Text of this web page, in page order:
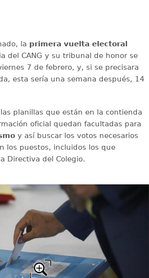
la primera vuelta electoral
del CANG y su tribunal de honor se
7 de febrero, y, si se precisara
esta sería una semana después, 14
planillas que están en la contienda
oficial quedan facultadas para
y así buscar los votos necesarios
los puestos, incluidos los que
Directiva del Colegio.